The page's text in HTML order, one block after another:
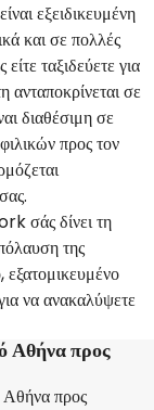
εξειδικευμένη
και σε πολλές
ταξιδεύετε για
ανταποκρίνεται σε
διαθέσιμη σε
προς τον
σάς δίνει τη
της
εξατομικευμένο
να ανακαλύψετε
Αθήνα προς
Αθήνα προς